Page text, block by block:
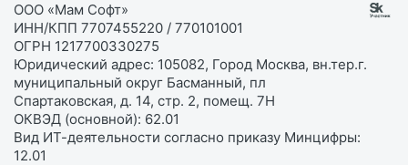
ООО «Мам Софт»
ИНН/КПП 7707455220 / 770101001
ОГРН 1217700330275
Юридический адрес: 105082, Город Москва, вн.тер.г.
муниципальный округ Басманный, пл
Спартаковская, д. 14, стр. 2, помещ. 7Н
ОКВЭД (основной): 62.01
Вид ИТ-деятельности согласно приказу Минцифры:
12.01